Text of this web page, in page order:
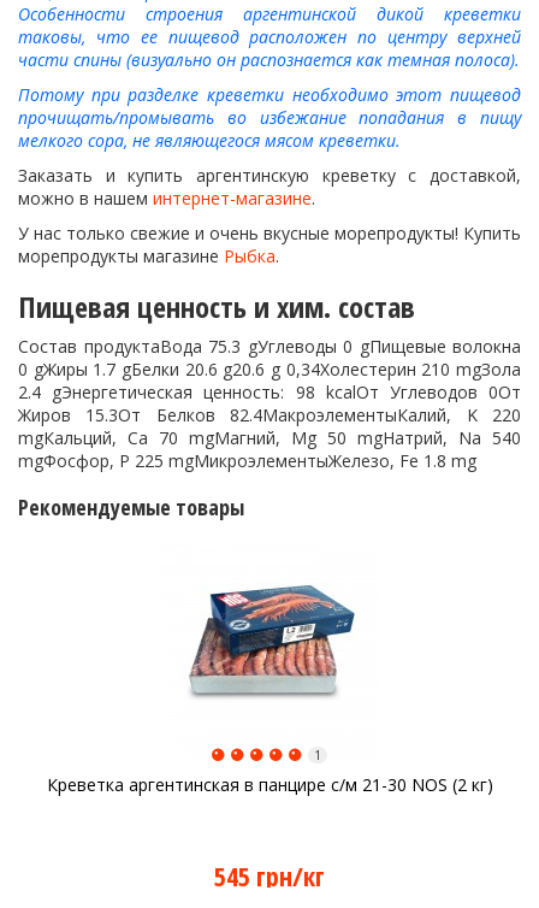
Особенности строения аргентинской дикой креветки
таковы, что ее пищевод расположен по центру верхней
части спины (визуально он распознается как темная полоса).
Потому при разделке креветки необходимо этот пищевод
прочищать/промывать во избежание попадания в пищу
мелкого сора, не являющегося мясом креветки.
Заказать и купить аргентинскую креветку с доставкой,
можно в нашем интернет-магазине.
У нас только свежие и очень вкусные морепродукты! Купить
морепродукты магазине Рыбка.
Пищевая ценность и хим. состав
Состав продуктаВода 75.3 gУглеводы 0 gПищевые волокна
0 gЖиры 1.7 gБелки 20.6 g20.6 g 0,34Холестерин 210 mgЗола
2.4 gЭнергетическая ценность: 98 kcalОт Углеводов 0От
Жиров 15.3От Белков 82.4МакроэлементыКалий, K 220
mgКальций, Ca 70 mgМагний, Mg 50 mgНатрий, Na 540
mgФосфор, P 225 mgМикроэлементыЖелезо, Fe 1.8 mg
Рекомендуемые товары
Креветка аргентинская в панцире с/м 21-30 NOS (2 кг)
1
545 грн/кг